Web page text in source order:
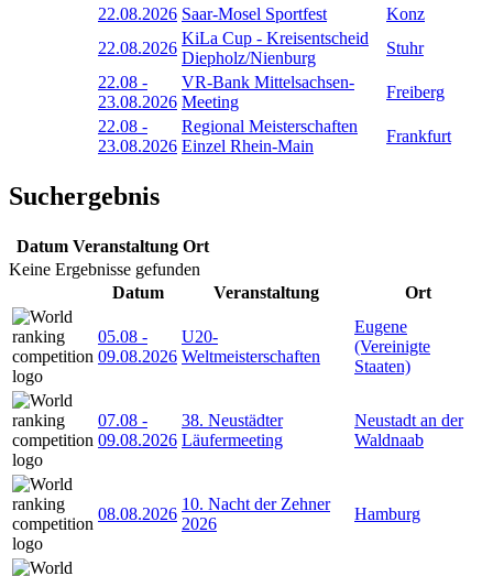
22.08.2026 Saar-Mosel Sportfest
Konz
22.08.2026
KiLa Cup - Kreisentscheid
Diepholz/Nienburg
Stuhr
22.08 -
23.08.2026
VR-Bank Mittelsachsen-
Meeting
Freiberg
22.08 -
23.08.2026
Regional Meisterschaften
Einzel Rhein-Main
Frankfurt
Suchergebnis
Datum Veranstaltung Ort
Keine Ergebnisse gefunden
Datum
Veranstaltung Ort
05.08 -
09.08.2026
U20-
Weltmeisterschaften
Eugene
(Vereinigte
Staaten)
07.08 -
09.08.2026
38. Neustädter
Läufermeeting
Neustadt an der
Waldnaab
08.08.2026
10. Nacht der Zehner
2026
Hamburg